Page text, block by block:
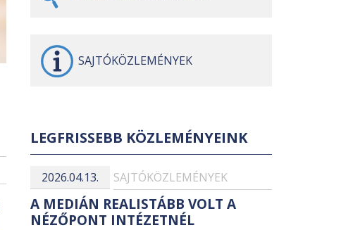
SAJTÓKÖZLEMÉNYEK
LEGFRISSEBB KÖZLEMÉNYEINK
2026.04.13. SAJTÓKÖZLEMÉNYEK
A MEDIÁN REALISTÁBB VOLT A
NÉZŐPONT INTÉZETNÉL